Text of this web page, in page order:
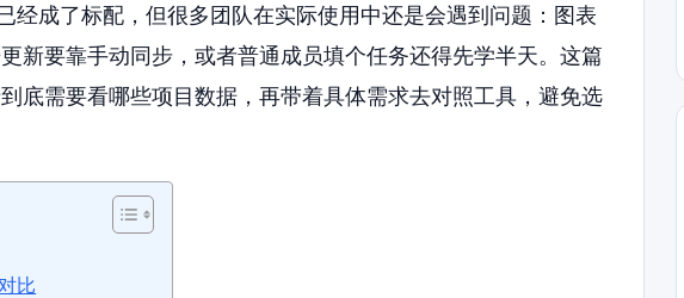
经成了标配，但很多团队在实际使用中还是会遇到问题：图表
新要靠手动同步，或者普通成员填个任务还得先学半天。这篇
底需要看哪些项目数据，再带着具体需求去对照工具，避免选
比